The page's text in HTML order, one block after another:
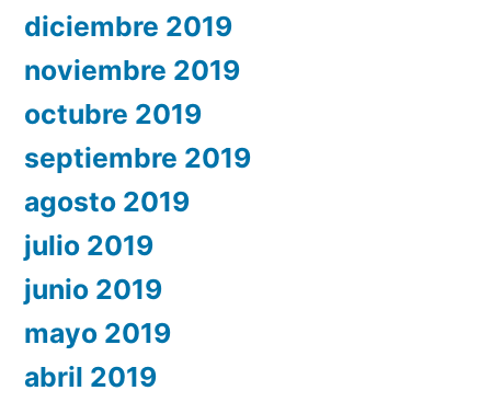
diciembre 2019
noviembre 2019
octubre 2019
septiembre 2019
agosto 2019
julio 2019
junio 2019
mayo 2019
abril 2019